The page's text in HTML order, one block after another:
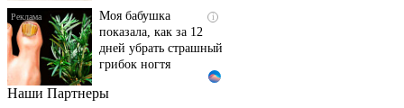
Моя бабушка
показала, как за 12
дней убрать страшный
грибок ногтя
Этот танец невесты
Наши Партнеры